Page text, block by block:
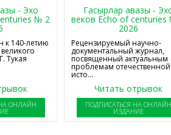
- Эхо
№ 2
к 140-летию
Тукая
ОНЛАЙН
Гасырлар авазы -
веков Echo of
2026
Рецензируемый научно-
документальный журнал,
посвященный актуальным
проблемам отечественной
исто...
Читать отрывок
ПОДПИСАТЬСЯ НА
ИЗДАНИЕ